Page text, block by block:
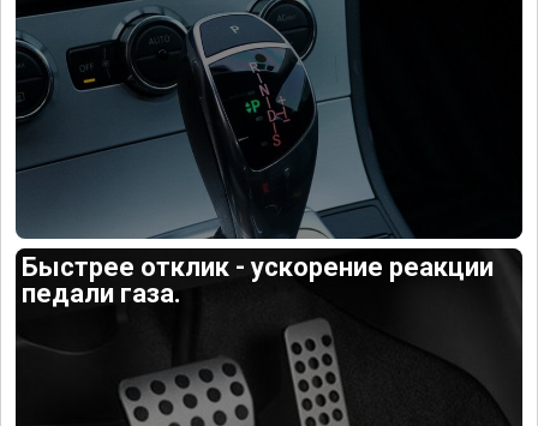
Быстрее отклик - ускорение реакции
педали газа.